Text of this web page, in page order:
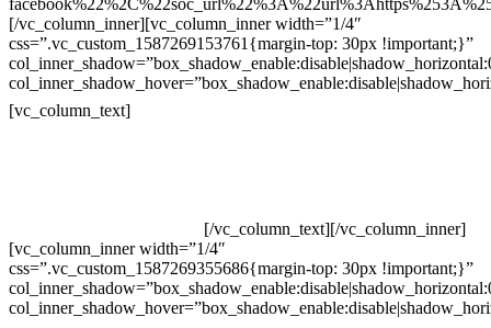
[/vc_column_inner][vc_column_inner width=”1/4″
css=”.vc_custom_1587269153761{margin-top: 30px !important;}”
[vc_column_text]
[/vc_column_text][/vc_column_inner]
[vc_column_inner width=”1/4″
css=”.vc_custom_1587269355686{margin-top: 30px !important;}”